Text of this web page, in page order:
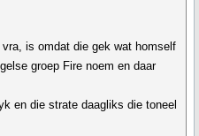
is omdat die gek wat homself
groep Fire noem en daar
en die strate daagliks die toneel